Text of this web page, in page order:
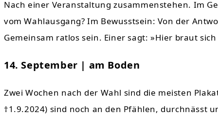
Nach einer Veranstaltung zusammenstehen. Im
vom Wahlausgang? Im Bewusstsein: Von der
Gemeinsam ratlos sein. Einer sagt: »Hier braut
14. September | am Boden
Zwei Wochen nach der Wahl sind die meisten
†1.9.2024) sind noch an den Pfählen, durchnässt